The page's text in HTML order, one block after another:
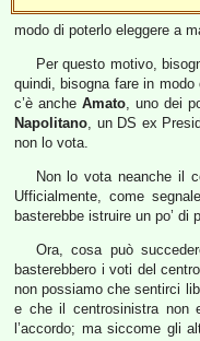
modo di poterlo eleggere a
Per questo motivo,
quindi, bisogna fare in
c’è anche Amato, uno dei
Napolitano, un DS ex
non lo vota.
Non lo vota neanche il
Ufficialmente, come
basterebbe istruire un po’
Ora, cosa può
basterebbero i voti del
non possiamo che sentirci
e che il centrosinistra non
l’accordo; ma siccome gli